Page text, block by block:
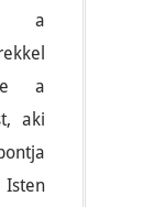
a
a
aki